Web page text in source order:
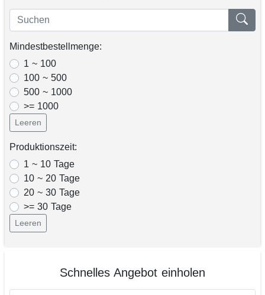
Mindestbestellmenge:
1 ~ 100
100 ~ 500
500 ~ 1000
>= 1000
Leeren
Produktionszeit:
1 ~ 10 Tage
10 ~ 20 Tage
20 ~ 30 Tage
>= 30 Tage
Leeren
Schnelles Angebot einholen